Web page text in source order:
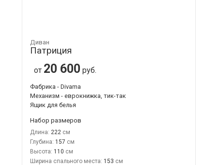
Диван
Патриция
от 20 600 руб.
Фабрика - Divama
Механизм - еврокнижка, тик-так
Ящик для белья
Набор размеров
Длина: 222
Глубина: 157
Высота: 110
Ширина спального места: 153